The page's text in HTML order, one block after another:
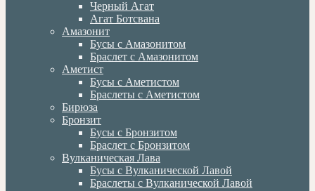
Черный Агат
Агат Ботсвана
Амазонит
Бусы с Амазонитом
Браслет с Амазонитом
Аметист
Бусы с Аметистом
Браслеты с Аметистом
Бирюза
Бронзит
Бусы с Бронзитом
Браслет с Бронзитом
Вулканическая Лава
Бусы с Вулканической Лавой
Браслеты с Вулканической Лавой